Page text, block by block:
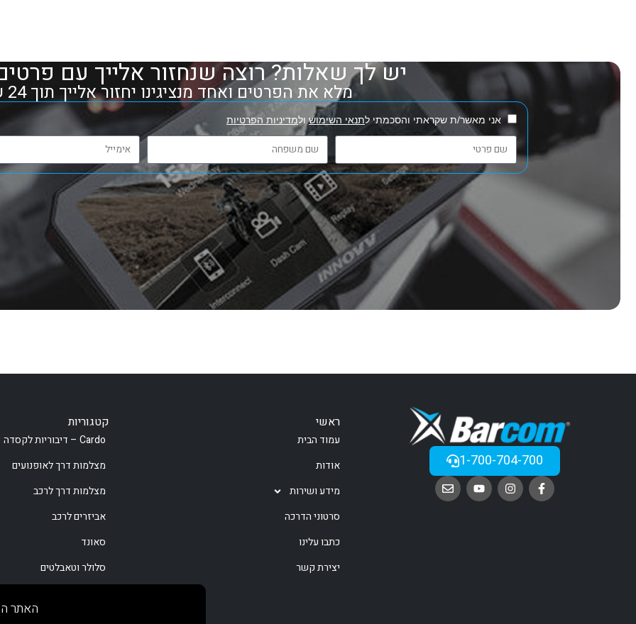
יש לך שאלות? רוצה שנחזור אלייך עם
מלא את הפרטים ואחד מנציגינו יחזור אלייך תוך 24 שעות
אני מאשר/ת שקראתי והסכמתי לתנאי השימושולמדיניות הפרטיות
1-700-704-700
ראשי
עמוד הבית
אודות
מידע ושירות
סרטוני הדרכה
כתבו עלינו
יצירת קשר
קטגוריות
Cardo – דיבוריות לקסדה
מצלמות דרך לאופנועים
מצלמות דרך לרכב
אביזרים לרכב
סאונד
סלולר וטאבלטים
האתר